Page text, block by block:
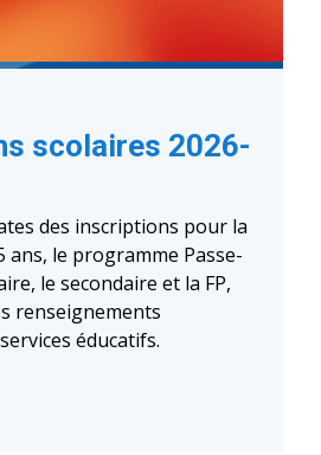
scolaires 2026-
des inscriptions pour la
ans, le programme Passe-
le secondaire et la FP,
renseignements
éducatifs.